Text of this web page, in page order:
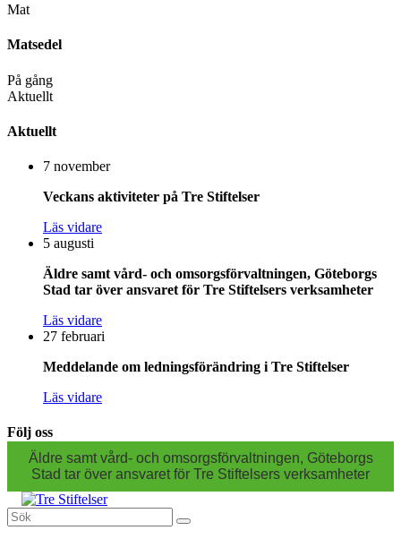
Mat
Matsedel
På gång
Aktuellt
Aktuellt
7 november
Veckans aktiviteter på Tre Stiftelser
Läs vidare
5 augusti
Äldre samt vård- och omsorgsförvaltningen, Göteborgs
Stad tar över ansvaret för Tre Stiftelsers verksamheter
Läs vidare
27 februari
Meddelande om ledningsförändring i Tre Stiftelser
Läs vidare
Följ oss
Äldre samt vård- och omsorgsförvaltningen, Göteborgs
Stad tar över ansvaret för Tre Stiftelsers verksamheter
Sök
efter: